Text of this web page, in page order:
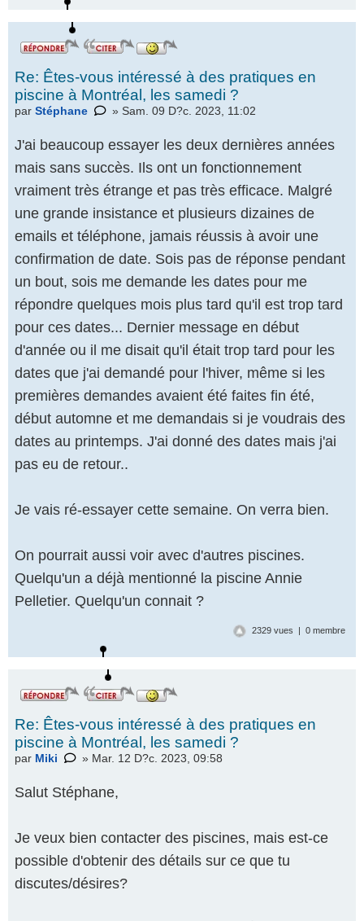
Re: Êtes-vous intéressé à des pratiques en
piscine à Montréal, les samedi ?
par Stéphane » Sam. 09 D?c. 2023, 11:02
J'ai beaucoup essayer les deux dernières années
mais sans succès. Ils ont un fonctionnement
vraiment très étrange et pas très efficace. Malgré
une grande insistance et plusieurs dizaines de
emails et téléphone, jamais réussis à avoir une
confirmation de date. Sois pas de réponse pendant
un bout, sois me demande les dates pour me
répondre quelques mois plus tard qu'il est trop tard
pour ces dates... Dernier message en début
d'année ou il me disait qu'il était trop tard pour les
dates que j'ai demandé pour l'hiver, même si les
premières demandes avaient été faites fin été,
début automne et me demandais si je voudrais des
dates au printemps. J'ai donné des dates mais j'ai
pas eu de retour..
Je vais ré-essayer cette semaine. On verra bien.
On pourrait aussi voir avec d'autres piscines.
Quelqu'un a déjà mentionné la piscine Annie
Pelletier. Quelqu'un connait ?
2329 vues | 0 membre
Re: Êtes-vous intéressé à des pratiques en
piscine à Montréal, les samedi ?
par Miki » Mar. 12 D?c. 2023, 09:58
Salut Stéphane,
Je veux bien contacter des piscines, mais est-ce
possible d'obtenir des détails sur ce que tu
discutes/désires?